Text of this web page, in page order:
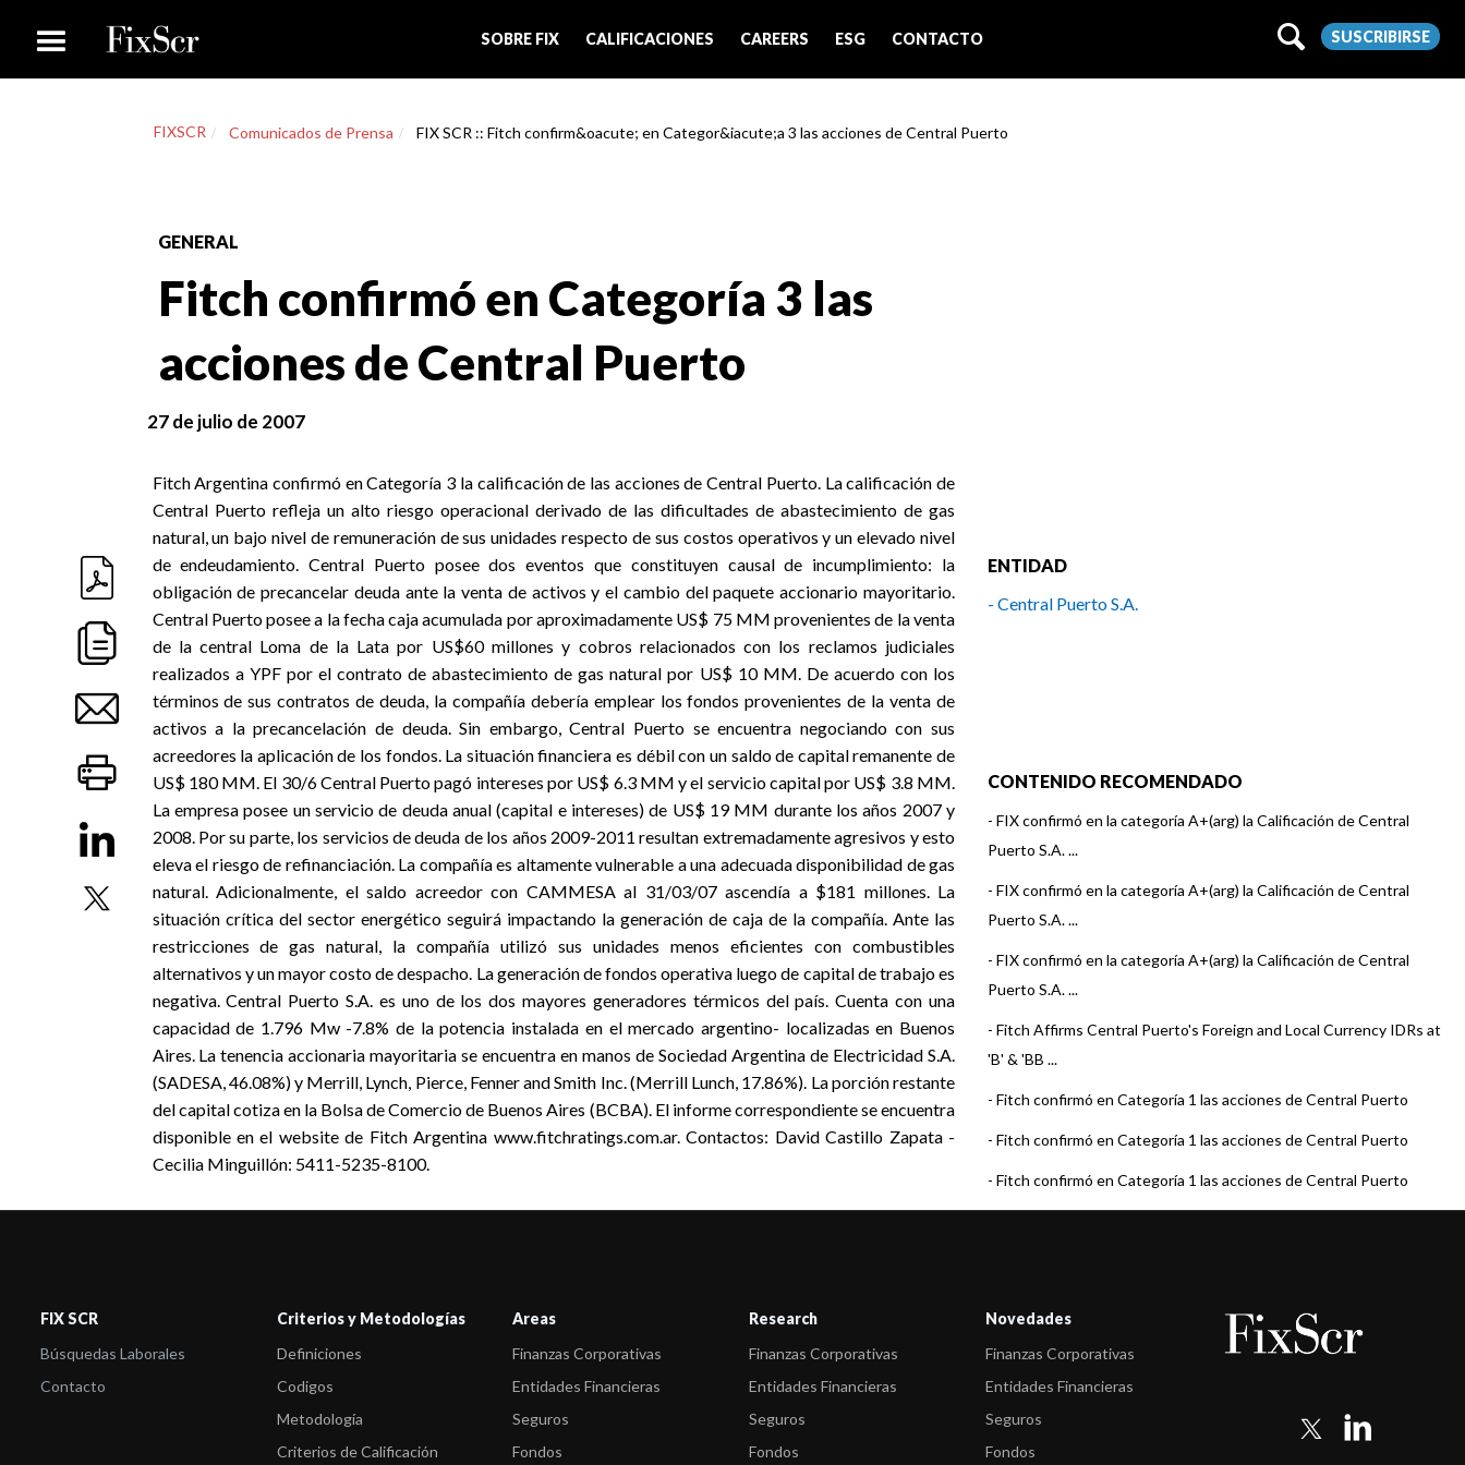
SOBRE FIX CALIFICACIONES CAREERS ESG CONTACTO SUSCRIBIRSE
FIXSCR Comunicados de Prensa FIX SCR :: Fitch confirm&oacute; en Categor&iacute;a 3 las acciones de Central Puerto
GENERAL
Fitch confirmó en Categoría 3 las
acciones de Central Puerto
27 de julio de 2007
Fitch Argentina confirmó en Categoría 3 la calificación de las acciones de Central Puerto. La calificación de
Central Puerto refleja un alto riesgo operacional derivado de las dificultades de abastecimiento de gas
natural, un bajo nivel de remuneración de sus unidades respecto de sus costos operativos y un elevado nivel
de endeudamiento. Central Puerto posee dos eventos que constituyen causal de incumplimiento: la
obligación de precancelar deuda ante la venta de activos y el cambio del paquete accionario mayoritario.
Central Puerto posee a la fecha caja acumulada por aproximadamente US$ 75 MM provenientes de la venta
de la central Loma de la Lata por US$60 millones y cobros relacionados con los reclamos judiciales
realizados a YPF por el contrato de abastecimiento de gas natural por US$ 10 MM. De acuerdo con los
términos de sus contratos de deuda, la compañía debería emplear los fondos provenientes de la venta de
activos a la precancelación de deuda. Sin embargo, Central Puerto se encuentra negociando con sus
acreedores la aplicación de los fondos. La situación financiera es débil con un saldo de capital remanente de
US$ 180 MM. El 30/6 Central Puerto pagó intereses por US$ 6.3 MM y el servicio capital por US$ 3.8 MM.
La empresa posee un servicio de deuda anual (capital e intereses) de US$ 19 MM durante los años 2007 y
2008. Por su parte, los servicios de deuda de los años 2009-2011 resultan extremadamente agresivos y esto
eleva el riesgo de refinanciación. La compañía es altamente vulnerable a una adecuada disponibilidad de gas
natural. Adicionalmente, el saldo acreedor con CAMMESA al 31/03/07 ascendía a $181 millones. La
situación crítica del sector energético seguirá impactando la generación de caja de la compañía. Ante las
restricciones de gas natural, la compañía utilizó sus unidades menos eficientes con combustibles
alternativos y un mayor costo de despacho. La generación de fondos operativa luego de capital de trabajo es
negativa. Central Puerto S.A. es uno de los dos mayores generadores térmicos del país. Cuenta con una
capacidad de 1.796 Mw -7.8% de la potencia instalada en el mercado argentino- localizadas en Buenos
Aires. La tenencia accionaria mayoritaria se encuentra en manos de Sociedad Argentina de Electricidad S.A.
(SADESA, 46.08%) y Merrill, Lynch, Pierce, Fenner and Smith Inc. (Merrill Lunch, 17.86%). La porción restante
del capital cotiza en la Bolsa de Comercio de Buenos Aires (BCBA). El informe correspondiente se encuentra
disponible en el website de Fitch Argentina www.fitchratings.com.ar. Contactos: David Castillo Zapata -
Cecilia Minguillón: 5411-5235-8100.
ENTIDAD
- Central Puerto S.A.
CONTENIDO RECOMENDADO
- FIX confirmó en la categoría A+(arg) la Calificación de Central
Puerto S.A. ...
- FIX confirmó en la categoría A+(arg) la Calificación de Central
Puerto S.A. ...
- FIX confirmó en la categoría A+(arg) la Calificación de Central
Puerto S.A. ...
- Fitch Affirms Central Puerto's Foreign and Local Currency IDRs at
'B' & 'BB ...
- Fitch confirmó en Categoría 1 las acciones de Central Puerto
- Fitch confirmó en Categoría 1 las acciones de Central Puerto
- Fitch confirmó en Categoría 1 las acciones de Central Puerto
Fitch confirmó en Categoría 1 las acciones de Central Puerto
-Fitch confirmó en Categoría 1 las acciones de Central Puerto
-Fitch confirmó en Categoría 1 las acciones de Central Puerto
FIX SCR
Búsquedas Laborales
Contacto
Criterios y Metodologías
Definiciones
Codigos
Metodología
Criterios de Calificación
Areas
Finanzas Corporativas
Entidades Financieras
Seguros
Fondos
Research
Finanzas Corporativas
Entidades Financieras
Seguros
Fondos
Novedades
Finanzas Corporativas
Entidades Financieras
Seguros
Fondos